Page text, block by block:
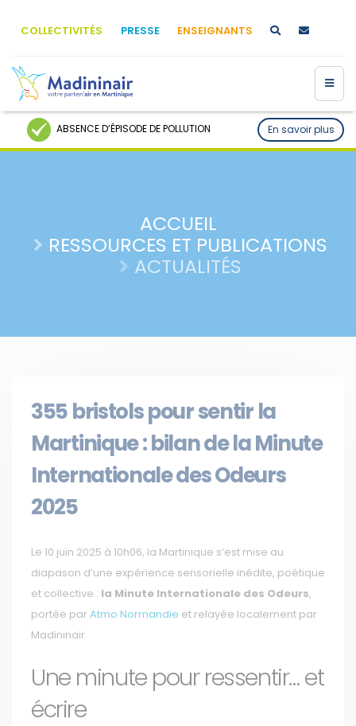
COLLECTIVITÉS PRESSE ENSEIGNANTS
ABSENCE D’ÉPISODE DE POLLUTION En savoir plus
ACCUEIL
RESSOURCES ET PUBLICATIONS
ACTUALITÉS
355 bristols pour sentir la
Martinique : bilan de la Minute
Internationale des Odeurs
2025
Le 10 juin 2025 à 10h06, la Martinique s’est mise au
diapason d’une expérience sensorielle inédite, poétique
et collective : la Minute Internationale des Odeurs,
portée par Atmo Normandie et relayée localement par
Madininair.
Une minute pour ressentir… et
écrire